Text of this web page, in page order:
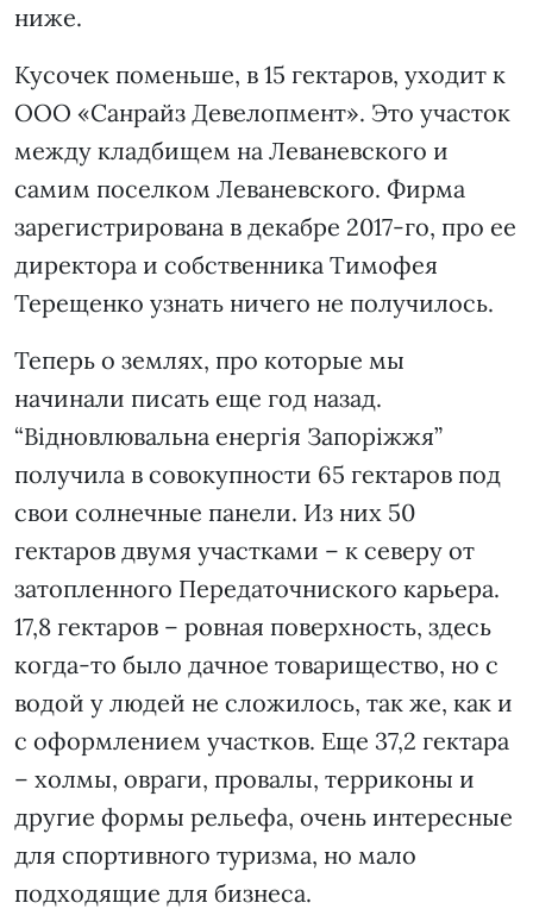
ниже.
Кусочек поменьше, в 15 гектаров, уходит к
ООО «Санрайз Девелопмент». Это участок
между кладбищем на Леваневского и
самим поселком Леваневского. Фирма
зарегистрирована в декабре 2017-го, про ее
директора и собственника Тимофея
Терещенко узнать ничего не получилось.
Теперь о землях, про которые мы
начинали писать еще год назад.
“Відновлювальна енергія Запоріжжя”
получила в совокупности 65 гектаров под
свои солнечные панели. Из них 50
гектаров двумя участками – к северу от
затопленного Передаточниского карьера.
17,8 гектаров – ровная поверхность, здесь
когда-то было дачное товарищество, но с
водой у людей не сложилось, так же, как и
с оформлением участков. Еще 37,2 гектара
– холмы, овраги, провалы, терриконы и
другие формы рельефа, очень интересные
для спортивного туризма, но мало
подходящие для бизнеса.